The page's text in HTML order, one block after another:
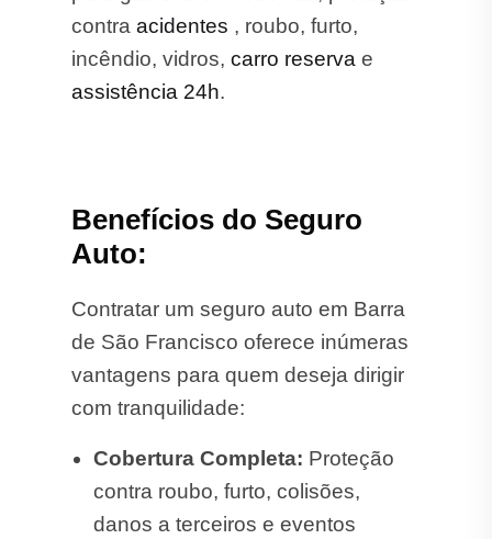
contra acidentes , roubo, furto,
incêndio, vidros, carro reserva e
assistência 24h.
Benefícios do Seguro
Auto:
Contratar um seguro auto em Barra
de São Francisco oferece inúmeras
vantagens para quem deseja dirigir
com tranquilidade:
Cobertura Completa: Proteção
contra roubo, furto, colisões,
danos a terceiros e eventos